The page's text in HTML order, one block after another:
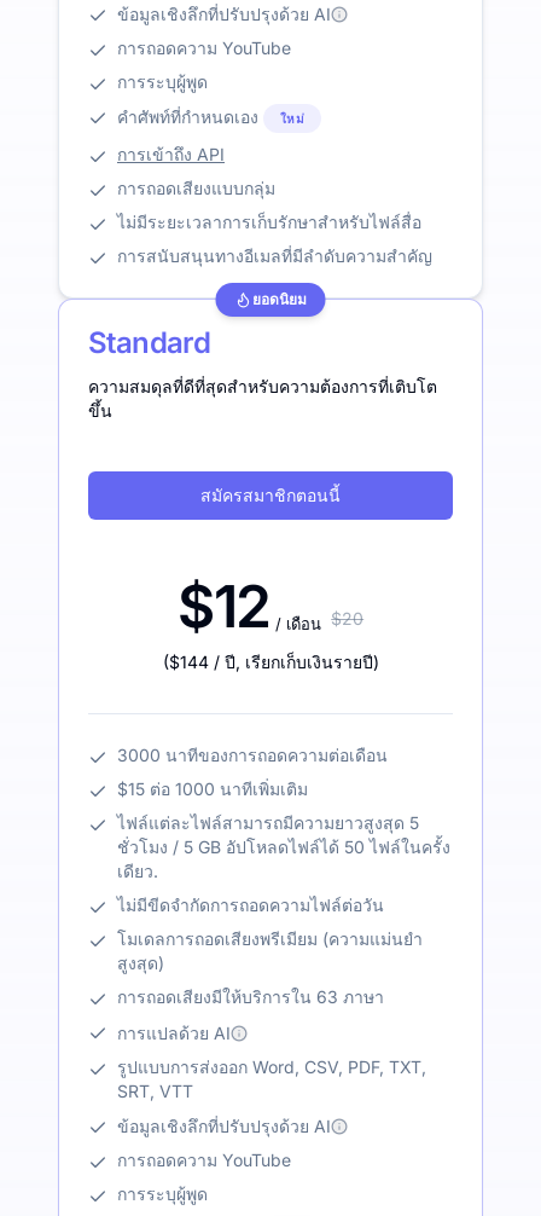
ข้อมูลเชิงลึกที่ปรับปรุงด้วย AI
การถอดความ YouTube
การระบุผู้พูด
คำศัพท์ที่กำหนดเอง
ใหม่
การเข้าถึง API
การถอดเสียงแบบกลุ่ม
ไม่มีระยะเวลาการเก็บรักษาสำหรับไฟล์สื่อ
การสนับสนุนทางอีเมลที่มีลำดับความสำคัญ
ยอดนิยม
Standard
ความสมดุลที่ดีที่สุดสำหรับความต้องการที่เติบโต
ขึ้น
สมัครสมาชิกตอนนี้
$12 / เดือน $20
($144 / ปี, เรียกเก็บเงินรายปี)
3000 นาทีของการถอดความต่อเดือน
$15 ต่อ 1000 นาทีเพิ่มเติม
ไฟล์แต่ละไฟล์สามารถมีความยาวสูงสุด 5
ชั่วโมง / 5 GB อัปโหลดไฟล์ได้ 50 ไฟล์ในครั้ง
เดียว.
ไม่มีขีดจำกัดการถอดความไฟล์ต่อวัน
โมเดลการถอดเสียงพรีเมียม (ความแม่นยำ
สูงสุด)
การถอดเสียงมีให้บริการใน 63 ภาษา
การแปลด้วย AI
รูปแบบการส่งออก Word, CSV, PDF, TXT,
SRT, VTT
ข้อมูลเชิงลึกที่ปรับปรุงด้วย AI
การถอดความ YouTube
การระบุผู้พูด